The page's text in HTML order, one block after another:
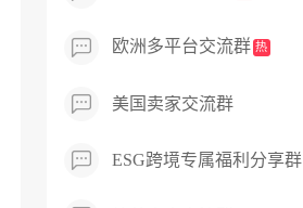
欧洲多平台交流群 热
美国卖家交流群
ESG跨境专属福利分享群